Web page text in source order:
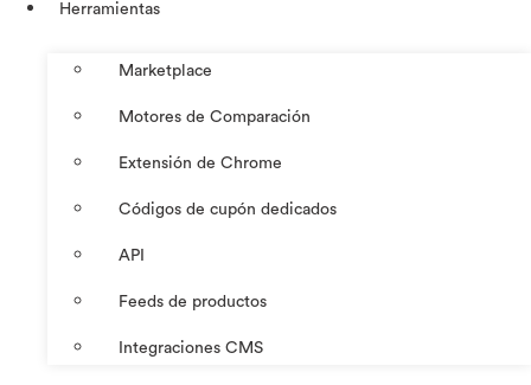
Herramientas
Marketplace
Motores de Comparación
Extensión de Chrome
Códigos de cupón dedicados
API
Feeds de productos
Integraciones CMS